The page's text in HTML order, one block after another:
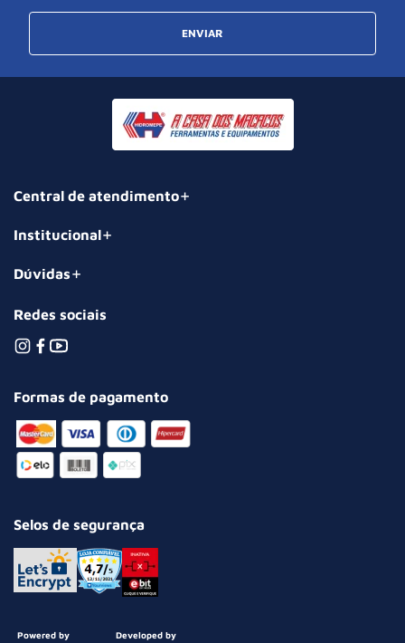
ENVIAR
Central de atendimento
Institucional
Dúvidas
Redes sociais
Formas de pagamento
Selos de segurança
Powered by Developed by